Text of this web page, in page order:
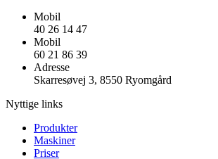
Mobil
40 26 14 47
Mobil
60 21 86 39
Adresse
Skarresøvej 3, 8550 Ryomgård
Nyttige links
Produkter
Maskiner
Priser